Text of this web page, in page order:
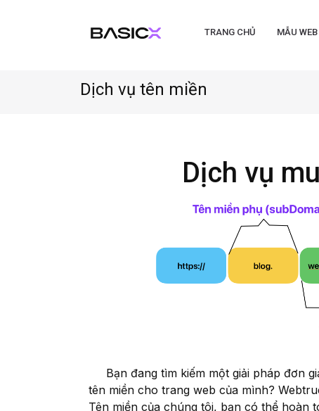
TRANG CHỦ MẪU WEB
Dịch vụ tên miền
Dịch vụ
Bạn đang tìm kiếm một giải pháp đơn
tên miền cho trang web của mình?
Tên miền của chúng tôi, bạn có thể hoàn